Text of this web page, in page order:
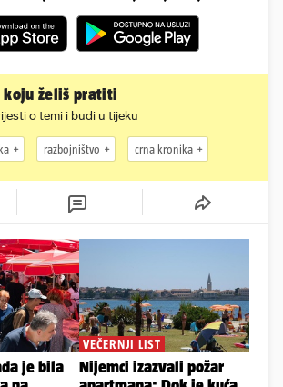
koju želiš pratiti
o temi i budi u tijeku
razbojništvo crna kronika